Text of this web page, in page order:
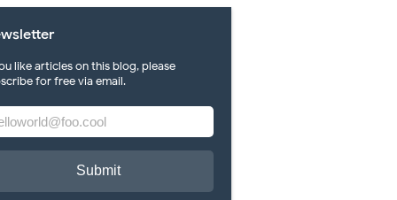
karya di FLS 2 N Pacitan.
like articles on this blog, please
for free via email.